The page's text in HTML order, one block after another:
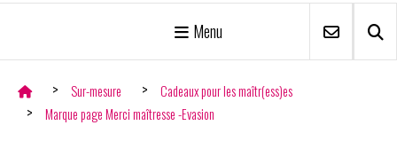
Menu
Sur-mesure
Cadeaux pour les maîtr(ess)es
Marque page Merci maîtresse -Evasion